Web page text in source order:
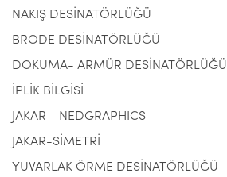
NAKIŞ DESİNATÖRLÜĞÜ
BRODE DESİNATÖRLÜĞÜ
DOKUMA- ARMÜR DESİNATÖRLÜĞÜ
İPLİK BİLGİSİ
JAKAR - NEDGRAPHICS
JAKAR-SİMETRİ
YUVARLAK ÖRME DESİNATÖRLÜĞÜ